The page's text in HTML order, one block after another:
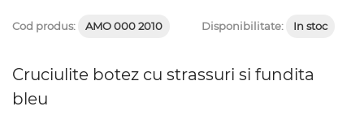
Cod produs: AMO 000 2010 Disponibilitate: In stoc
Cruciulite botez cu strassuri si fundita
bleu